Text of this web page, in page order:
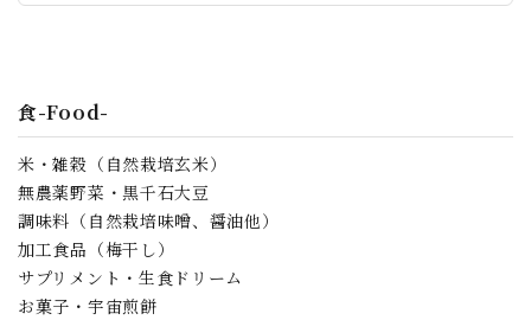
食-Food-
米・雑穀（自然栽培玄米）
無農薬野菜・黒千石大豆
調味料（自然栽培味噌、醤油他）
加工食品（梅干し）
サプリメント・生食ドリーム
お菓子・宇宙煎餅